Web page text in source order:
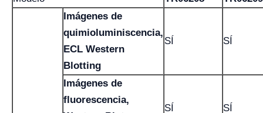
Imágenes de
quimioluminiscencia,
ECL Western
Blotting
SÍ SÍ
Imágenes de
fluorescencia,
SÍ SÍ